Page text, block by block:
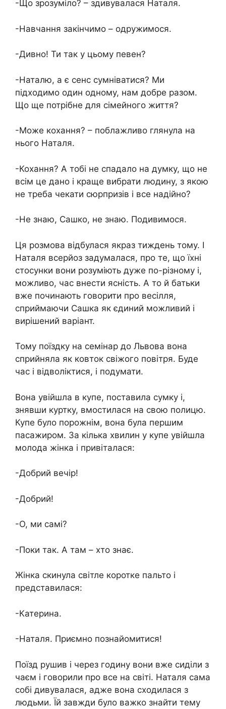
-Що зрозуміло? – здивувалася Наталя.
-Навчання закінчимо – одружимося.
-Дивно! Ти так у цьому певен?
-Наталю, а є сенс сумніватися? Ми
підходимо один одному, нам добре разом.
Що ще потрібне для сімейного життя?
-Може кохання? – поблажливо глянула на
нього Наталя.
-Кохання? А тобі не спадало на думку, що не
всім це дано і краще вибрати людину, з якою
не треба чекати сюрпризів і все надійно?
-Не знаю, Сашко, не знаю. Подивимося.
Ця розмова відбулася якраз тиждень тому. І
Наталя всерйоз задумалася, про те, що їхні
стосунки вони розуміють дуже по-різному і,
можливо, час внести ясність. А то й батьки
вже починають говорити про весілля,
сприймаючи Сашка як єдиний можливий і
вирішений варіант.
Тому поїздку на семінар до Львова вона
сприйняла як ковток свіжого повітря. Буде
час і відволіктися, і подумати.
Вона увійшла в купе, поставила сумку і,
знявши куртку, вмостилася на свою полицю.
Купе було порожнім, вона була першим
пасажиром. За кілька хвилин у купе увійшла
молода жінка і привіталася:
-Добрий вечір!
-Добрий!
-О, ми самі?
-Поки так. А там – хто знає.
Жінка скинула світле коротке пальто і
представилася:
-Катерина.
-Наталя. Приємно познайомитися!
Поїзд рушив і через годину вони вже сиділи з
чаєм і говорили про все на світі. Наталя сама
собі дивувалася, адже вона сходилася з
людьми. Їй завжди було важко знайти тему